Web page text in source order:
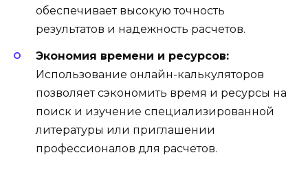
обеспечивает высокую точность
результатов и надежность расчетов.
Экономия времени и ресурсов:
Использование онлайн-калькуляторов
позволяет сэкономить время и ресурсы на
поиск и изучение специализированной
литературы или приглашении
профессионалов для расчетов.